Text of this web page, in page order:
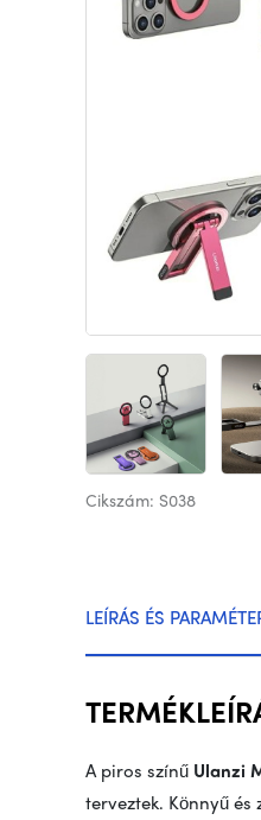
Cikszám: S038
LEÍRÁS ÉS
A piros színű Ulanzi
terveztek. Könnyű